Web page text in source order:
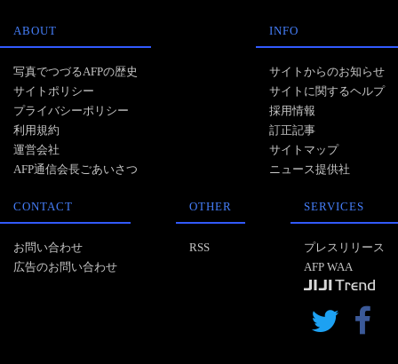
ABOUT
写真でつづるAFPの歴史
サイトポリシー
プライバシーポリシー
利用規約
運営会社
AFP通信会長ごあいさつ
INFO
サイトからのお知らせ
サイトに関するヘルプ
採用情報
訂正記事
サイトマップ
ニュース提供社
CONTACT
お問い合わせ
広告のお問い合わせ
OTHER
RSS
SERVICES
プレスリリース
AFP WAA